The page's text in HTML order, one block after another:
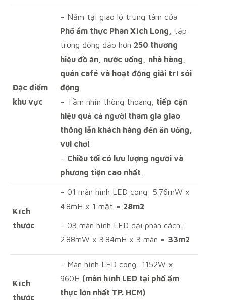
Đặc điểm
khu vực
– Nằm tại giao lộ trung tâm của
Phố ẩm thực Phan Xích Long , tập
trung đông đảo hơn 250 thương
hiệu đồ ăn, nước uống,
nhà hàng,
quán café và hoạt động giải trí sôi
động
– Tầm nhìn thông thoáng, tiếp cận
hiệu quả cả người tham gia giao
thông lẫn khách hàng đến ăn uống,
vui chơi
– Chiều tối có lưu lượng người và
phương tiện cao nhất
Kích
thước
– 01 màn hình LED cong: 5.76mW x
4.8mH x 1 mặt = 28m2
– 03 màn hình LED dải phân cách:
2.88mW x 3.84mH x 3 màn = 33m2
Kích
thước
– Màn hình LED cong: 1152W x
960H (màn hình LED tại phố ẩm
thực lớn nhất TP. HCM)